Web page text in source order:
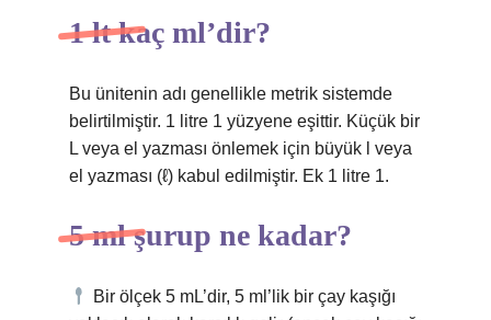
1 lt kaç ml’dir?
Bu ünitenin adı genellikle metrik sistemde
belirtilmiştir. 1 litre 1 yüzyene eşittir. Küçük bir
L veya el yazması önlemek için büyük l veya
el yazması (ℓ) kabul edilmiştir. Ek 1 litre 1.
5 ml şurup ne kadar?
Bir ölçek 5 mL’dir, 5 ml’lik bir çay kaşığı